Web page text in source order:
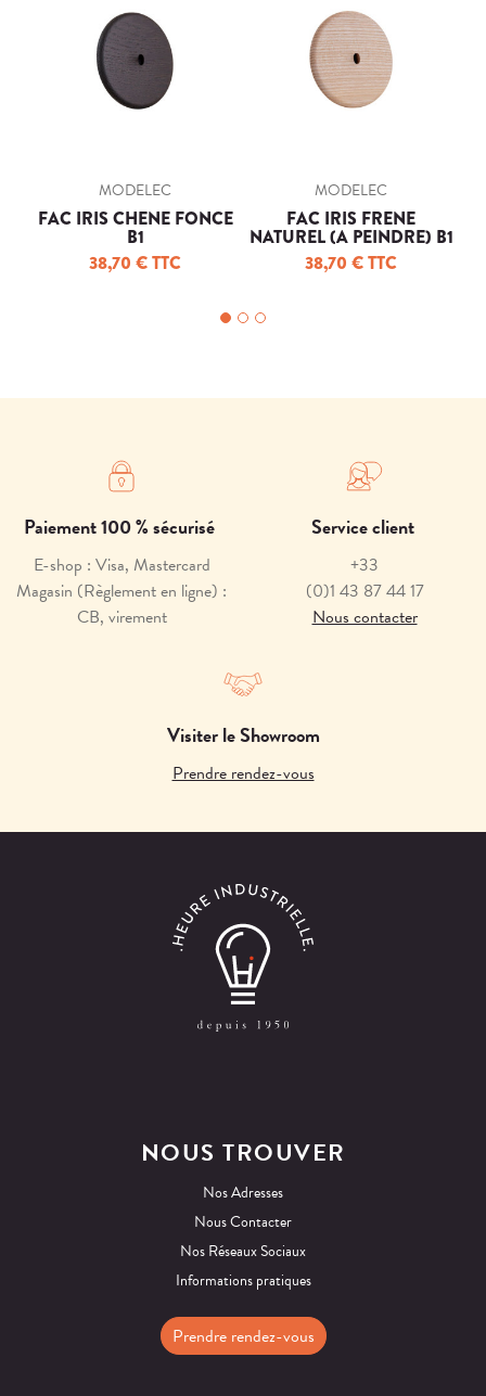
MODELEC
FAC IRIS CHENE FONCE
B1
38,70 € TTC
MODELEC
FAC IRIS FRENE
NATUREL (A PEINDRE) B1
38,70 € TTC
Paiement 100 % sécurisé
E-shop : Visa, Mastercard
Magasin (Règlement en ligne) :
CB, virement
Service client
+33
(0)1 43 87 44 17
Nous contacter
Visiter le Showroom
Prendre rendez-vous
NOUS TROUVER
Nos Adresses
Nous Contacter
Nos Réseaux Sociaux
Informations pratiques
Prendre rendez-vous